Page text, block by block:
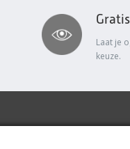
Laat je
keuze.